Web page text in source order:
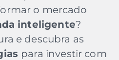
o mercado
inteligente?
e descubra as
para investir com